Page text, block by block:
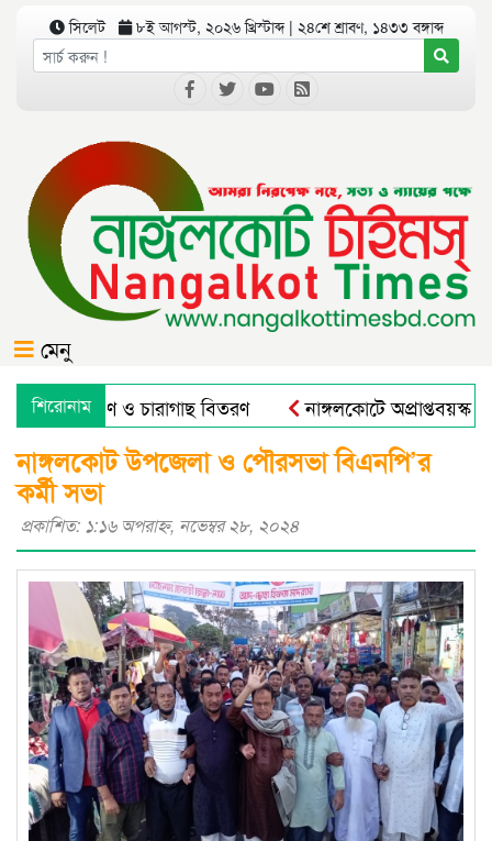
সিলেট ৮ই আগস্ট, ২০২৬ খ্রিস্টাব্দ | ২৪শে শ্রাবণ, ১৪৩৩ বঙ্গাব্দ
মেনু
শিরোনাম
বৃক্ষরোপণ ও চারাগাছ বিতরণ নাঙ্গলকোটে অপ্রাপ্তবয়স্ক
নাঙ্গলকোট উপজেলা ও পৌরসভা বিএনপি’র
কর্মী সভা
প্রকাশিত: ১:১৬ অপরাহ্ণ, নভেম্বর ২৮, ২০২৪